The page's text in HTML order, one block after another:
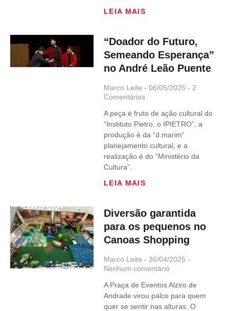
LEIA MAIS
“Doador do Futuro,
Semeando Esperança”
no André Leão Puente
Marco Leite 06/05/2025
2
Comentários
A peça é fruto de ação cultural do
“Instituto Pietro, o IPIETRO”, a
produção é da “d.marim”
planejamento cultural, e a
realização é do “Ministério da
Cultura”.
LEIA MAIS
Diversão garantida
para os pequenos no
Canoas Shopping
Marco Leite 30/04/2025
Nenhum comentário
A Praça de Eventos Alziro de
Andrade virou palco para quem
quer se sentir nas alturas. O